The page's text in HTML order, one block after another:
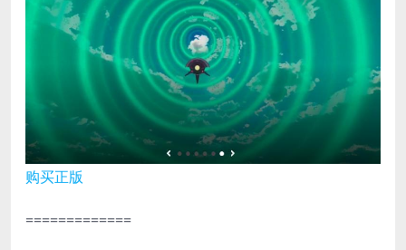
购买正版
=============